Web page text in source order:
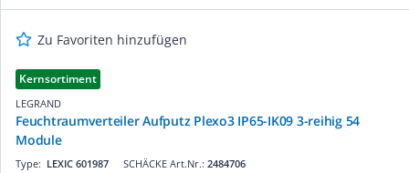
Zu Favoriten hinzufügen
Kernsortiment
LEGRAND
Feuchtraumverteiler Aufputz Plexo3 IP65-IK09 3-reihig 54
Module
SCHÄCKE Art.Nr.: 2484706
Type: LEXIC 601987